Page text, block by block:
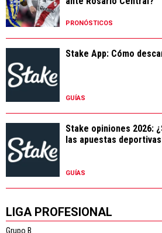
PRONÓSTICOS
Stake App: Cómo
GUÍAS
Stake opiniones 2026:
las apuestas
GUÍAS
LIGA PROFESIONAL